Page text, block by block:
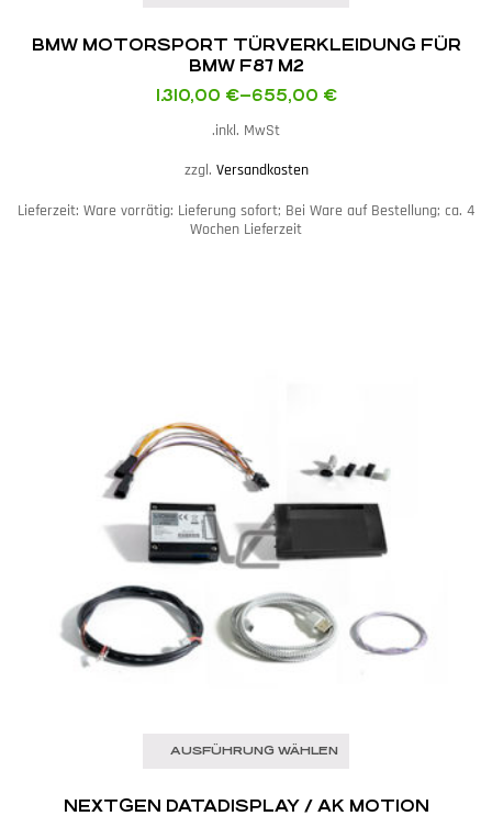
BMW MOTORSPORT TÜRVERKLEIDUNG FÜR
BMW F87 M2
655,00 €
–
1.310,00 €
inkl. MwSt.
zzgl. Versandkosten
Lieferzeit: Ware vorrätig: Lieferung sofort; Bei Ware auf Bestellung; ca. 4
Wochen Lieferzeit
AUSFÜHRUNG WÄHLEN
NEXTGEN DATADISPLAY / AK MOTION